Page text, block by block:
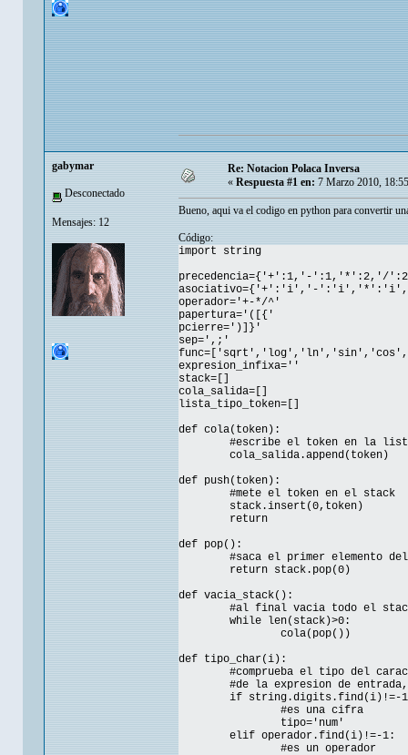
gabymar
Desconectado
Mensajes: 12
Re: Notacion Polaca Inversa
« Respuesta #1 en: 7 Marzo 2010,
Bueno, aqui va el codigo en python para convertir
Código:
import string
precedencia={'+':1,'-':1,'*':2,'/
asociativo={'+':'i','-
operador='+-*/^'
papertura='([{'
pcierre=')]}'
sep=',;'
expresion_infixa=''
stack=[]
cola_salida=[]
lista_tipo_token=[]
def cola(token):
#escribe el token en la
cola_salida.append(token)
def push(token):
#mete el token en el stack
stack.insert(0,token)
return
def pop():
#saca el primer elemento
return stack.pop(0)
def vacia_stack():
#al final vacia todo el
while len(stack)>0:
cola(pop())
def tipo_char(i):
#comprueba el tipo del
#de la expresion de
if string.digits.find(i)!=-
#es una cifra
tipo='num'
elif operador.find(i)!=-1:
#es un operador